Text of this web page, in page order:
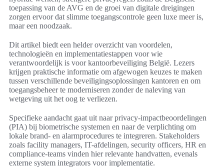
toepassing van de AVG en de groei van digitale dreigingen
zorgen ervoor dat slimme toegangscontrole geen luxe meer is,
maar een noodzaak.
Dit artikel biedt een helder overzicht van voordelen,
technologieën en implementatiestappen voor wie
verantwoordelijk is voor kantoorbeveiliging België. Lezers
krijgen praktische informatie om afgewogen keuzes te maken
tussen verschillende beveiligingsoplossingen kantoren en om
toegangsbeheer te moderniseren zonder de naleving van
wetgeving uit het oog te verliezen.
Specifieke aandacht gaat uit naar privacy-impactbeoordelingen
(PIA) bij biometrische systemen en naar de verplichting om
lokale brand- en alarmprocedures te integreren. Stakeholders
zoals facility managers, IT-afdelingen, security officers, HR en
compliance-teams vinden hier relevante handvatten, evenals
externe system integrators voor implementatie.